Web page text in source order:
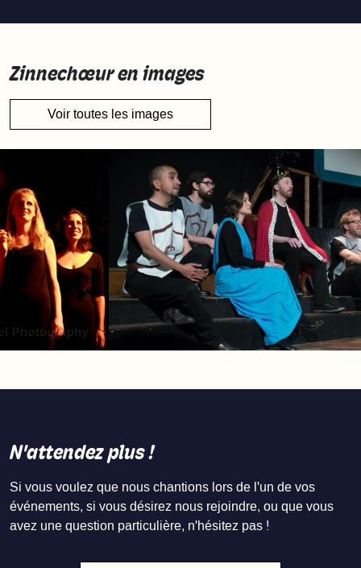
Zinnechœur en images
Voir toutes les images
N'attendez plus !
Si vous voulez que nous chantions lors de l'un de vos
événements, si vous désirez nous rejoindre, ou que vous
avez une question particulière, n'hésitez pas !